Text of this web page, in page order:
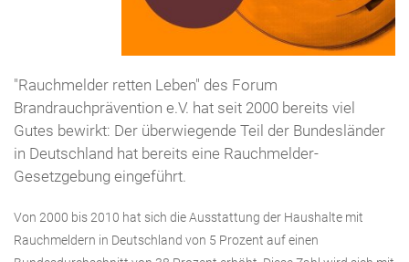
"Rauchmelder retten Leben" des Forum
Brandrauchprävention e.V. hat seit 2000 bereits viel
Gutes bewirkt: Der überwiegende Teil der Bundesländer
in Deutschland hat bereits eine Rauchmelder-
Gesetzgebung eingeführt.
Von 2000 bis 2010 hat sich die Ausstattung der Haushalte mit
Rauchmeldern in Deutschland von 5 Prozent auf einen